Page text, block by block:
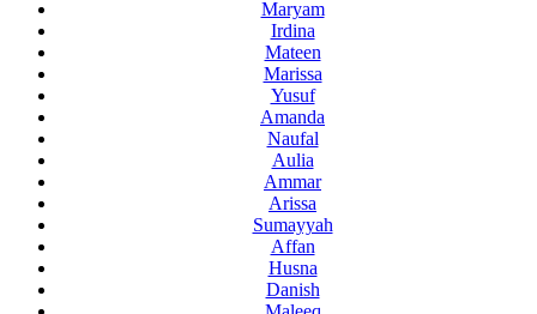
Maryam
Irdina
Mateen
Marissa
Yusuf
Amanda
Naufal
Aulia
Ammar
Arissa
Sumayyah
Affan
Husna
Danish